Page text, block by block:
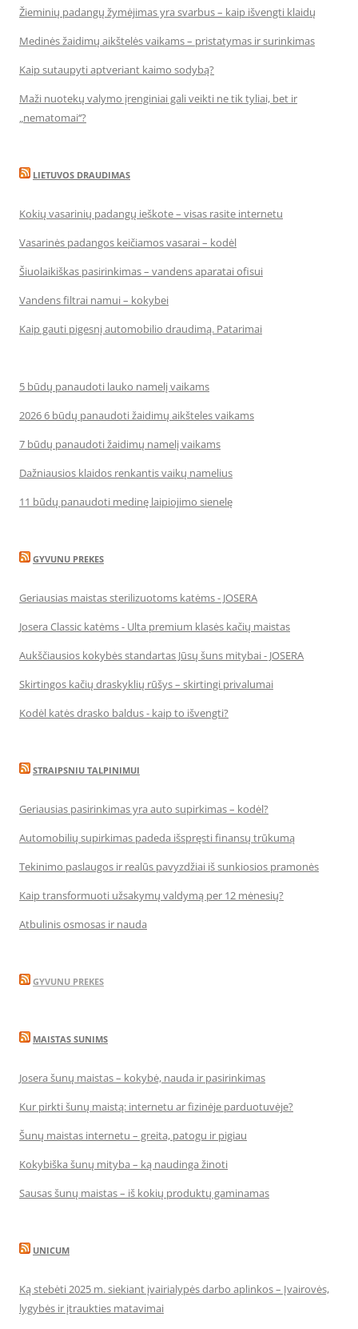
Žieminių padangų žymėjimas yra svarbus – kaip išvengti klaidų
Medinės žaidimų aikštelės vaikams – pristatymas ir surinkimas
Kaip sutaupyti aptveriant kaimo sodybą?
Maži nuotekų valymo įrenginiai gali veikti ne tik tyliai, bet ir
„nematomai‘‘?
LIETUVOS DRAUDIMAS
Kokių vasarinių padangų ieškote – visas rasite internetu
Vasarinės padangos keičiamos vasarai – kodėl
Šiuolaikiškas pasirinkimas – vandens aparatai ofisui
Vandens filtrai namui – kokybei
Kaip gauti pigesnį automobilio draudimą. Patarimai
5 būdų panaudoti lauko namelį vaikams
2026 6 būdų panaudoti žaidimų aikšteles vaikams
7 būdų panaudoti žaidimų namelį vaikams
Dažniausios klaidos renkantis vaikų namelius
11 būdų panaudoti medinę laipiojimo sienelę
GYVUNU PREKES
Geriausias maistas sterilizuotoms katėms - JOSERA
Josera Classic katėms - Ulta premium klasės kačių maistas
Aukščiausios kokybės standartas Jūsų šuns mitybai - JOSERA
Skirtingos kačių draskyklių rūšys – skirtingi privalumai
Kodėl katės drasko baldus - kaip to išvengti?
STRAIPSNIU TALPINIMUI
Geriausias pasirinkimas yra auto supirkimas – kodėl?
Automobilių supirkimas padeda išspręsti finansų trūkumą
Tekinimo paslaugos ir realūs pavyzdžiai iš sunkiosios pramonės
Kaip transformuoti užsakymų valdymą per 12 mėnesių?
Atbulinis osmosas ir nauda
GYVUNU PREKES
MAISTAS SUNIMS
Josera šunų maistas – kokybė, nauda ir pasirinkimas
Kur pirkti šunų maistą: internetu ar fizinėje parduotuvėje?
Šunų maistas internetu – greita, patogu ir pigiau
Kokybiška šunų mityba – ką naudinga žinoti
Sausas šunų maistas – iš kokių produktų gaminamas
UNICUM
Ką stebėti 2025 m. siekiant įvairialypės darbo aplinkos – Įvairovės,
lygybės ir įtraukties matavimai